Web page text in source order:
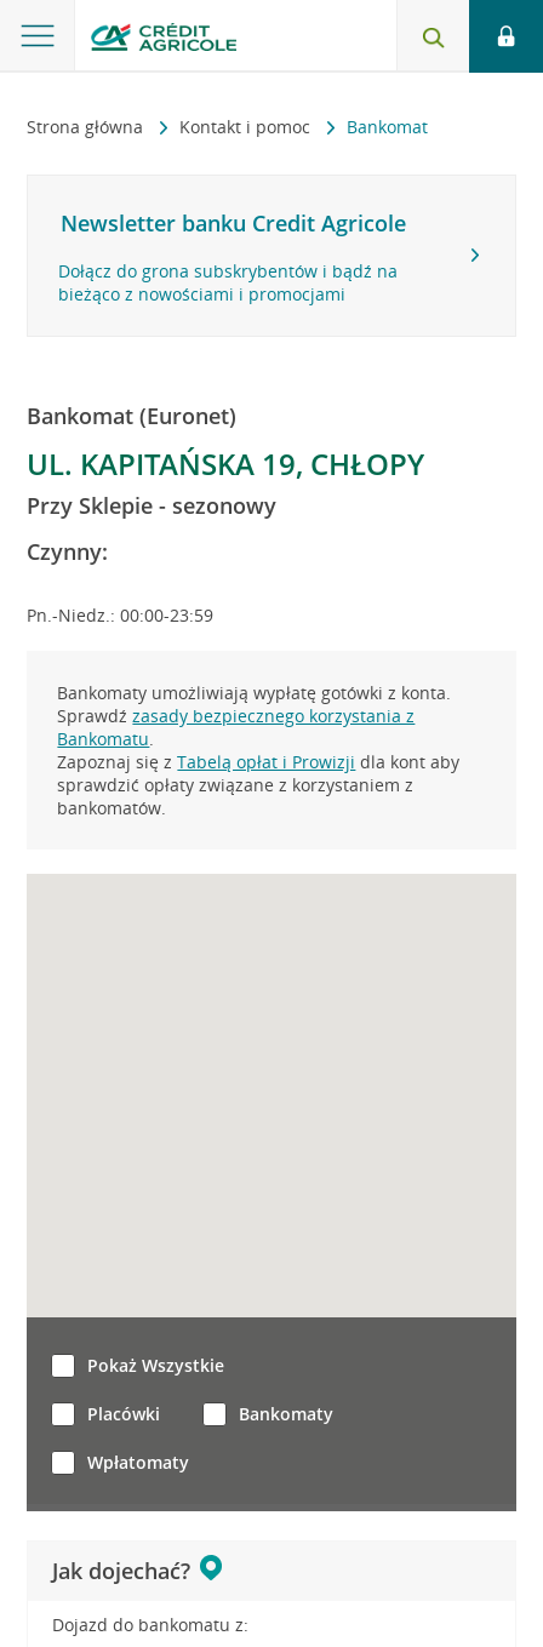
Strona główna Kontakt i pomoc Bankomat
Newsletter banku Credit Agricole
Dołącz do grona subskrybentów i bądź na
bieżąco z nowościami i promocjami
Bankomat (Euronet)
UL. KAPITAŃSKA 19, CHŁOPY
Przy Sklepie - sezonowy
Czynny:
Pn.-Niedz.: 00:00-23:59
Bankomaty umożliwiają wypłatę gotówki z konta.
Sprawdźzasady bezpiecznego korzystania z
Bankomatu.
Zapoznaj się zTabelą opłat i Prowizji dla kont aby
sprawdzić opłaty związane z korzystaniem z
bankomatów.
Jak dojechać?
Dojazd do bankomatu z:
Pokaż Wszystkie
Placówki Bankomaty
Wpłatomaty